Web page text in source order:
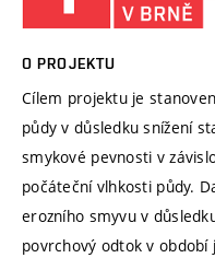
O PROJEKTU
Cílem projektu je
půdy v důsledku snížení
smykové pevnosti v
počáteční vlhkosti půdy.
erozního smyvu v
povrchový odtok v